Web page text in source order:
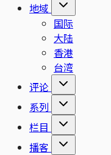
地域
国际
大陆
香港
台湾
评论
系列
栏目
播客